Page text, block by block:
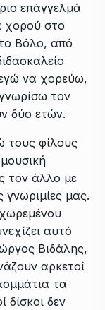
επάγγελμά
χορού στο
Βόλο, από
να χορεύω,
τον
δύο ετών.
τους φίλους
τον άλλο με
γνωριμίες μας.
αυτό
Βιδάλης,
αρκετοί
τα
δίσκοι δεν